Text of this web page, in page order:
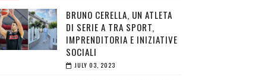
BRUNO CERELLA, UN ATLETA
DI SERIE A TRA SPORT,
IMPRENDITORIA E INIZIATIVE
SOCIALI
JULY 03, 2023